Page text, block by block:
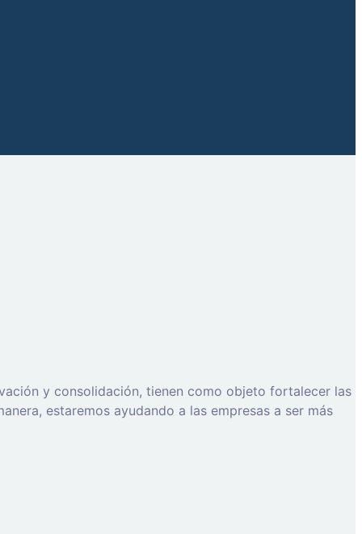
y consolidación, tienen como objeto fortalecer las
estaremos ayudando a las empresas a ser más